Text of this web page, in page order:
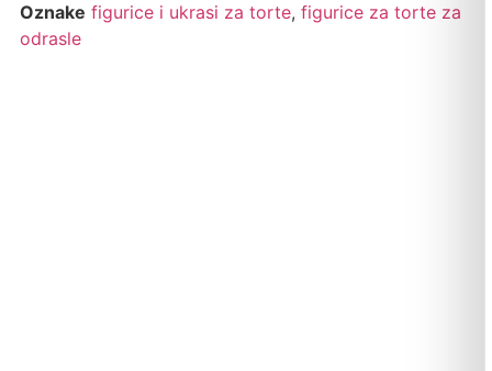
Oznake figurice i ukrasi za torte, figurice za torte za
odrasle